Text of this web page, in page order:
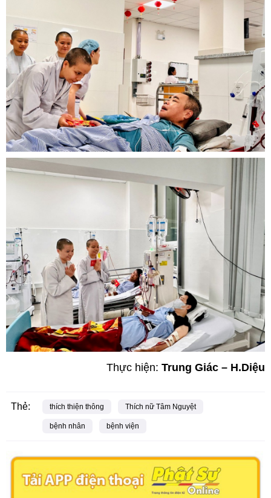
Thực hiện: Trung Giác – H.Diệu
Thẻ: thích thiện thông Thích nữ Tâm Nguyệt
bệnh nhân bệnh viện